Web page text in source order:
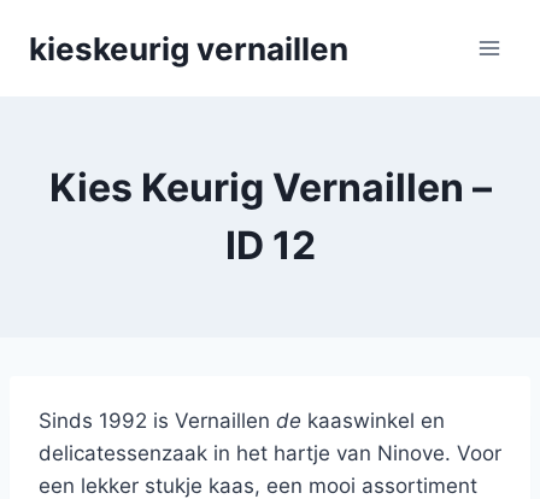
kieskeurig vernaillen
Kies Keurig Vernaillen –
ID 12
Sinds 1992 is Vernaillen de kaaswinkel en
delicatessenzaak in het hartje van Ninove. Voor
een lekker stukje kaas, een mooi assortiment